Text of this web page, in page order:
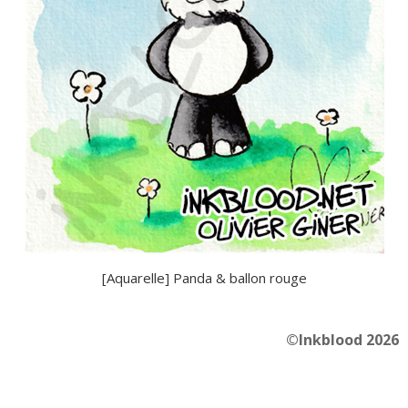
[Aquarelle] Panda & ballon rouge
©Inkblood 2026